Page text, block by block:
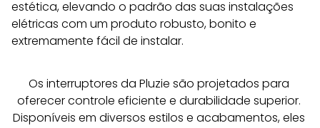
estética, elevando o padrão das suas instalações
elétricas com um produto robusto, bonito e
extremamente fácil de instalar.
Os interruptores da Pluzie são projetados para
oferecer controle eficiente e durabilidade superior.
Disponíveis em diversos estilos e acabamentos, eles